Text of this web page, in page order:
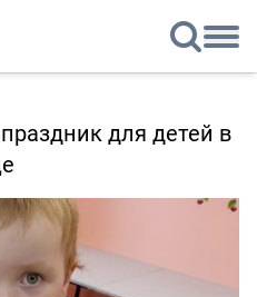
для детей в